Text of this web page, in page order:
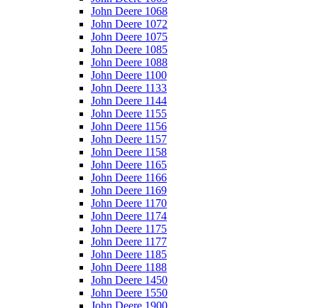
John Deere 1068
John Deere 1072
John Deere 1075
John Deere 1085
John Deere 1088
John Deere 1100
John Deere 1133
John Deere 1144
John Deere 1155
John Deere 1156
John Deere 1157
John Deere 1158
John Deere 1165
John Deere 1166
John Deere 1169
John Deere 1170
John Deere 1174
John Deere 1175
John Deere 1177
John Deere 1185
John Deere 1188
John Deere 1450
John Deere 1550
John Deere 1900